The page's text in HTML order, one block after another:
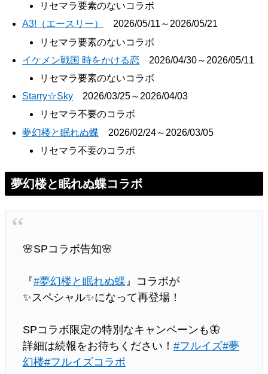
リセマラ要素のないコラボ
A3!（エースリー）
2026/05/11～2026/05/21
リセマラ要素のないコラボ
イケメン戦国 時をかける恋 2026/04/30～2026/05/11
リセマラ要素のないコラボ
Starry☆Sky 2026/03/25～2026/04/03
リセマラ不要のコラボ
夢幻楼と眠れぬ蝶 2026/02/24～2026/03/05
リセマラ不要のコラボ
夢幻楼と眠れぬ蝶コラボ
🌸SPコラボ告知🌸
『#夢幻楼と眠れぬ蝶 』コラボが
✨スペシャル✨になって再登場！
SPコラボ限定の特別なキャンペーンも🦋
詳細は続報をお待ちください！ #フルイズ#夢
幻楼#フルイズコラボ